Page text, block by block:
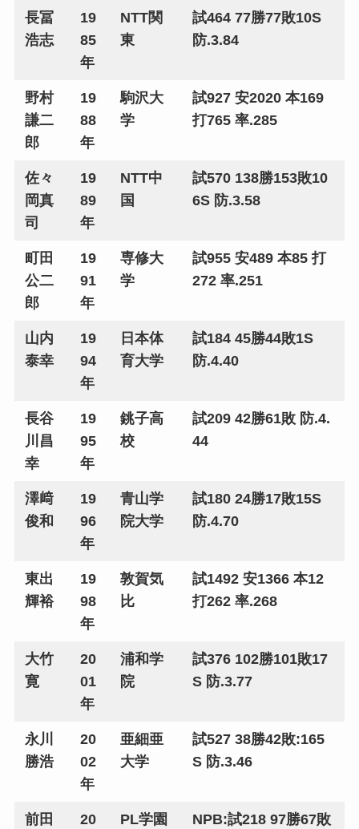
長冨
浩志
19
85
年
NTT関
東
試464 77勝77敗10S
防.3.84
野村
謙二
郎
19
88
年
駒沢大
学
試927 安2020 本169
打765 率.285
佐々
岡真
司
19
89
年
NTT中
国
試570 138勝153敗10
6S 防.3.58
町田
公二
郎
19
91
年
専修大
学
試955 安489 本85 打
272 率.251
山内
泰幸
19
94
年
日本体
育大学
試184 45勝44敗1S
防.4.40
長谷
川昌
幸
19
95
年
銚子高
校
試209 42勝61敗 防.4.
44
澤﨑
俊和
19
96
年
青山学
院大学
試180 24勝17敗15S
防.4.70
東出
輝裕
19
98
年
敦賀気
比
試1492 安1366 本12
打262 率.268
大竹
寛
20
01
年
浦和学
院
試376 102勝101敗17
S 防.3.77
永川
勝浩
20
02
年
亜細亜
大学
試527 38勝42敗:165
S 防.3.46
前田
20
PL学園
NPB:試218 97勝67敗